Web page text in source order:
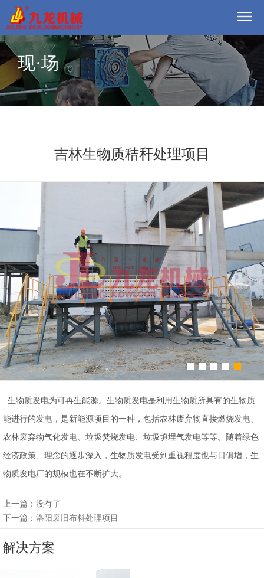
首
页
们
方
态
联
系
郑
州
市
九
龙
机
械
设
备
有
限
豫
ICP
17019958
号
现·场
吉林生物质秸秆处理项目
生物质发电为可再生能源。生物质发电是利用生物质所具有的生物质
能进行的发电，是新能源项目的一种，包括农林废弃物直接燃烧发电、
农林废弃物气化发电、垃圾焚烧发电、垃圾填埋气发电等等。随着绿色
经济政策、理念的逐步深入，生物质发电受到重视程度也与日俱增，生
物质发电厂的规模也在不断扩大。
上一篇：没有了
下一篇： 洛阳废旧布料处理项目
解决方案